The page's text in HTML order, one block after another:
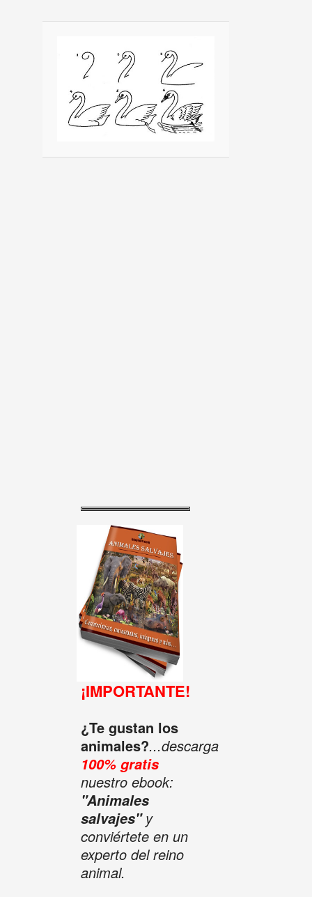
¡IMPORTANTE!
¿Te gustan los
animales?...descarga
100% gratis
nuestro ebook:
"Animales
salvajes"y
conviértete en un
experto del reino
animal.